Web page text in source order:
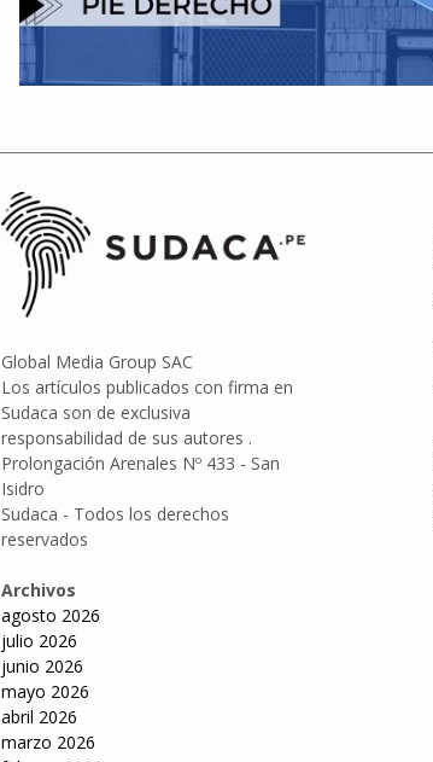
Global Media Group SAC
Los artículos publicados con firma en
Sudaca son de exclusiva
responsabilidad de sus autores .
Prolongación Arenales Nº 433 - San
Isidro
Sudaca - Todos los derechos
reservados
Archivos
agosto 2026
julio 2026
junio 2026
mayo 2026
abril 2026
marzo 2026